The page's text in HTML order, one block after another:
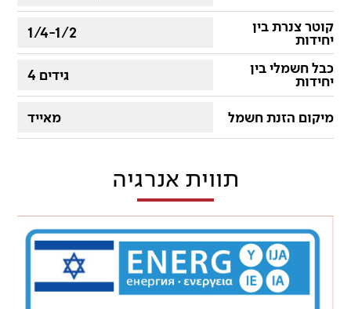
קוטר צנרת בין
יחידות
1/4-1/2
כבל חשמלי בין
יחידות
4 גידים
מיקום הזנת חשמל מאייד
תווית אנרגיה